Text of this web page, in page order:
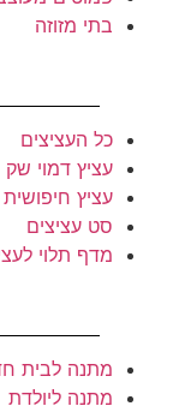
בתי מזוזה
כל העציצים
עציץ דמוי שק
עציץ חיפושית
סט עציצים
מדף תלוי
מתנה לבית
מתנה ליולדת